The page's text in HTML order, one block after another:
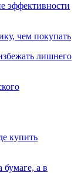
эффективности
чем покупать
лишнего
купить
а в